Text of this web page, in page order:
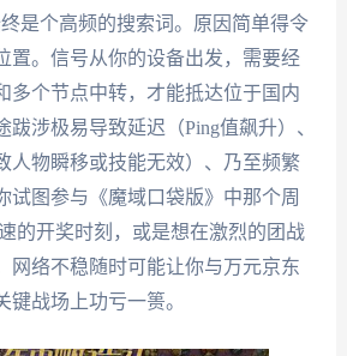
是个高频的搜索词。原因简单得令
置。信号从你的设备出发，需要经
多个节点中转，才能抵达位于国内
跋涉极易导致延迟（Ping值飙升）、
人物瞬移或技能无效）、乃至频繁
试图参与《魔域口袋版》中那个周
的开奖时刻，或是想在激烈的团战
网络不稳随时可能让你与万元京东
战场上功亏一篑。